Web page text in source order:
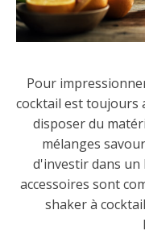
Pour
cocktail est toujours
disposer du
mélanges
d'investir dans un
accessoires sont
shaker à